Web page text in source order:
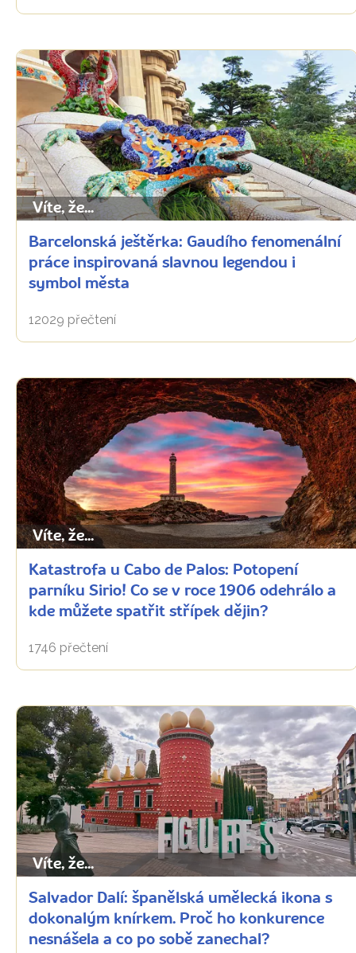
Víte, že...
Barcelonská ještěrka: Gaudího fenomenální
práce inspirovaná slavnou legendou i
symbol města
12029 přečtení
Víte, že...
Katastrofa u Cabo de Palos: Potopení
parníku Sirio! Co se v roce 1906 odehrálo a
kde můžete spatřit střípek dějin?
1746 přečtení
Víte, že...
Salvador Dalí: španělská umělecká ikona s
dokonalým knírkem. Proč ho konkurence
nesnášela a co po sobě zanechal?